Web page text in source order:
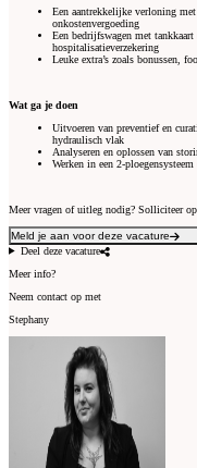
Een aantrekkelijke verloning
onkostenvergoeding
Een bedrijfswagen met
hospitalisatieverzekering
Leuke extra’s zoals bonussen,
Wat ga je doen
Uitvoeren van preventief en
hydraulisch vlak
Analyseren en oplossen van
Werken in een 2-
Meer vragen of uitleg nodig? Solliciteer
Meld je aan voor deze vacature
Deel deze vacature
Meer info?
Neem contact op met
Stephany